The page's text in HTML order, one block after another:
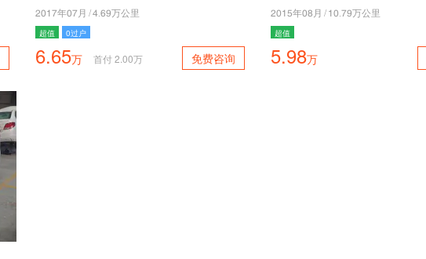
5046年06月 /7.28万公里
超值
0过户
6.65万 首付2.00万 免费咨询
5041年09月 / 40.68万公里
超值
5.98万